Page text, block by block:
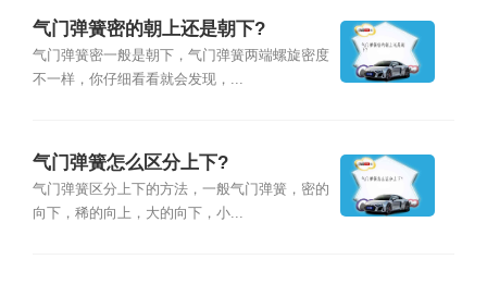
气门弹簧密的朝上还是朝下?
气门弹簧密一般是朝下，气门弹簧两端螺旋密度
不一样，你仔细看看就会发现，...
气门弹簧怎么区分上下?
气门弹簧区分上下的方法，一般气门弹簧，密的
向下，稀的向上，大的向下，小...